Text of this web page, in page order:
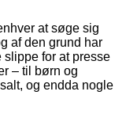
at søge sig
af den grund har
for at presse
– til børn og
og endda nogle